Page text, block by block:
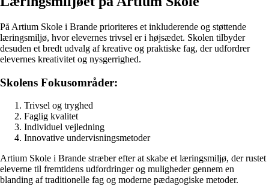
På Artium Skole i Brande prioriteres et inkluderende og støttende
læringsmiljø, hvor elevernes trivsel er i højsædet. Skolen tilbyder
desuden et bredt udvalg af kreative og praktiske fag, der udfordrer
elevernes kreativitet og nysgerrighed.
Skolens Fokusområder:
Trivsel og tryghed
Faglig kvalitet
Individuel vejledning
Innovative undervisningsmetoder
Artium Skole i Brande stræber efter at skabe et læringsmiljø, der rustet
eleverne til fremtidens udfordringer og muligheder gennem en
blanding af traditionelle fag og moderne pædagogiske metoder.